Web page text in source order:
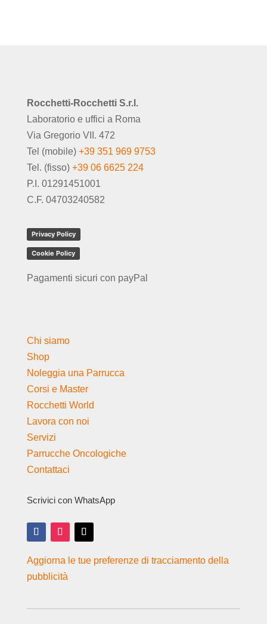
Rocchetti-Rocchetti S.r.l.
Laboratorio e uffici a Roma
Via Gregorio VII. 472
Tel (mobile) +39 351 969 9753
Tel. (fisso) +39 06 6625 224
P.I. 01291451001
C.F. 04703240582
Privacy Policy
Cookie Policy
Pagamenti sicuri con payPal
Chi siamo
Shop
Noleggia una Parrucca
Corsi e Master
Rocchetti World
Lavora con noi
Servizi
Parrucche Oncologiche
Contattaci
Scrivici con WhatsApp
Aggiorna le tue preferenze di tracciamento della
pubblicità